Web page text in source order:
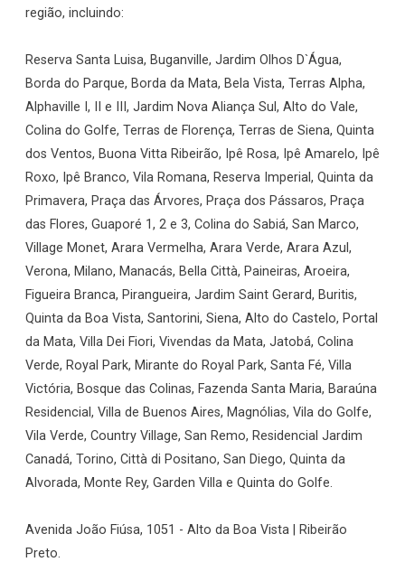
região, incluindo:
Reserva Santa Luisa, Buganville, Jardim Olhos D`Água,
Borda do Parque, Borda da Mata, Bela Vista, Terras Alpha,
Alphaville I, II e III, Jardim Nova Aliança Sul, Alto do Vale,
Colina do Golfe, Terras de Florença, Terras de Siena, Quinta
dos Ventos, Buona Vitta Ribeirão, Ipê Rosa, Ipê Amarelo, Ipê
Roxo, Ipê Branco, Vila Romana, Reserva Imperial, Quinta da
Primavera, Praça das Árvores, Praça dos Pássaros, Praça
das Flores, Guaporé 1, 2 e 3, Colina do Sabiá, San Marco,
Village Monet, Arara Vermelha, Arara Verde, Arara Azul,
Verona, Milano, Manacás, Bella Città, Paineiras, Aroeira,
Figueira Branca, Pirangueira, Jardim Saint Gerard, Buritis,
Quinta da Boa Vista, Santorini, Siena, Alto do Castelo, Portal
da Mata, Villa Dei Fiori, Vivendas da Mata, Jatobá, Colina
Verde, Royal Park, Mirante do Royal Park, Santa Fé, Villa
Victória, Bosque das Colinas, Fazenda Santa Maria, Baraúna
Residencial, Villa de Buenos Aires, Magnólias, Vila do Golfe,
Vila Verde, Country Village, San Remo, Residencial Jardim
Canadá, Torino, Città di Positano, San Diego, Quinta da
Alvorada, Monte Rey, Garden Villa e Quinta do Golfe.
Avenida João Fiúsa, 1051 - Alto da Boa Vista | Ribeirão
Preto.